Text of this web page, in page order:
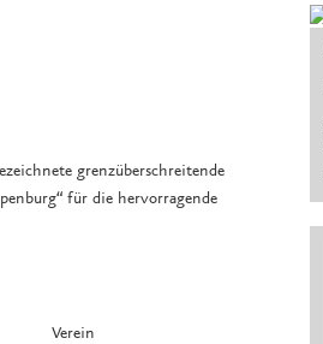
grenzüberschreitende
für die hervorragende
Verein